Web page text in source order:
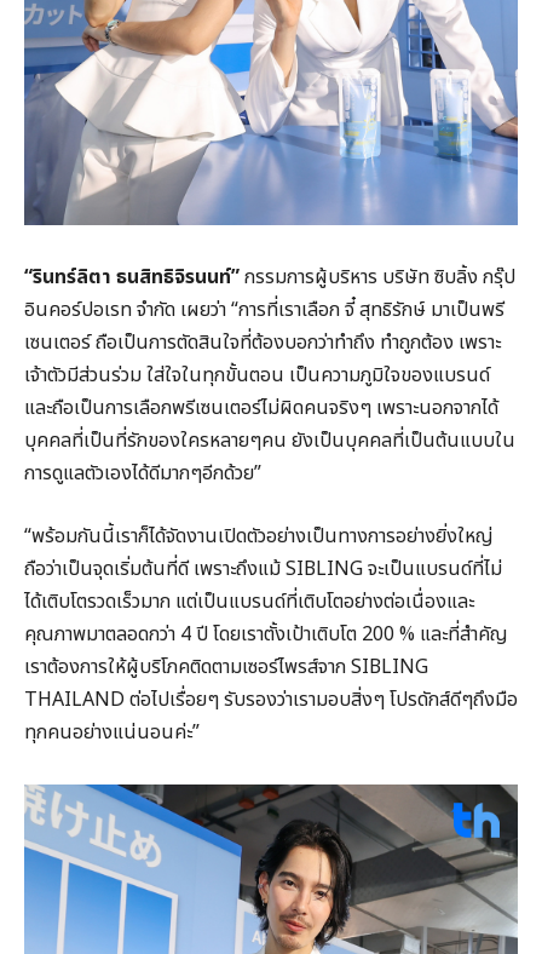
“รินทร์ลิตา ธนสิทธิจิรนนท์”กรรมการผู้บริหาร บริษัท ซิบลิ้ง กรุ๊ป
อินคอร์ปอเรท จำกัด เผยว่า “การที่เราเลือก จี๋ สุทธิรักษ์ มาเป็นพรี
เซนเตอร์ ถือเป็นการตัดสินใจที่ต้องบอกว่าทำถึง ทำถูกต้อง เพราะ
เจ้าตัวมีส่วนร่วม ใส่ใจในทุกขั้นตอน เป็นความภูมิใจของแบรนด์
และถือเป็นการเลือกพรีเซนเตอร์ไม่ผิดคนจริงๆ เพราะนอกจากได้
บุคคลที่เป็นที่รักของใครหลายๆคน ยังเป็นบุคคลที่เป็นต้นแบบใน
การดูแลตัวเองได้ดีมากๆอีกด้วย”
“พร้อมกันนี้เราก็ได้จัดงานเปิดตัวอย่างเป็นทางการอย่างยิ่งใหญ่
ถือว่าเป็นจุดเริ่มต้นที่ดี เพราะถึงแม้ SIBLING จะเป็นแบรนด์ที่ไม่
ได้เติบโตรวดเร็วมาก แต่เป็นแบรนด์ที่เติบโตอย่างต่อเนื่องและ
คุณภาพมาตลอดกว่า 4 ปี โดยเราตั้งเป้าเติบโต 200 % และที่สำคัญ
เราต้องการให้ผู้บริโภคติดตามเซอร์ไพรส์จาก SIBLING
THAILAND ต่อไปเรื่อยๆ รับรองว่าเรามอบสิ่งๆ โปรดักส์ดีๆถึงมือ
ทุกคนอย่างแน่นอนค่ะ”